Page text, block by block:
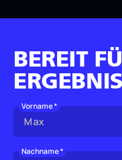
BEREIT
Vorname *
Nachname *